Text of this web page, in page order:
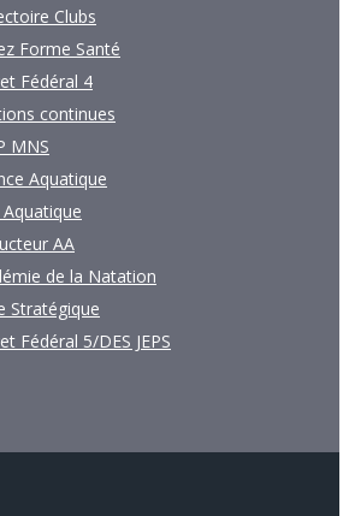
Clubs
Forme Santé
Fédéral 4
continues
MNS
Aquatique
Aquatique
AA
de la Natation
Stratégique
Fédéral 5/DES JEPS